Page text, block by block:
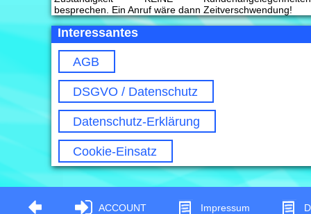
besprechen. Ein Anruf wäre dann Zeitverschwendung!
Interessantes
AGB
DSGVO / Datenschutz
Datenschutz-Erklärung
Cookie-Einsatz
ACCOUNT Impressum